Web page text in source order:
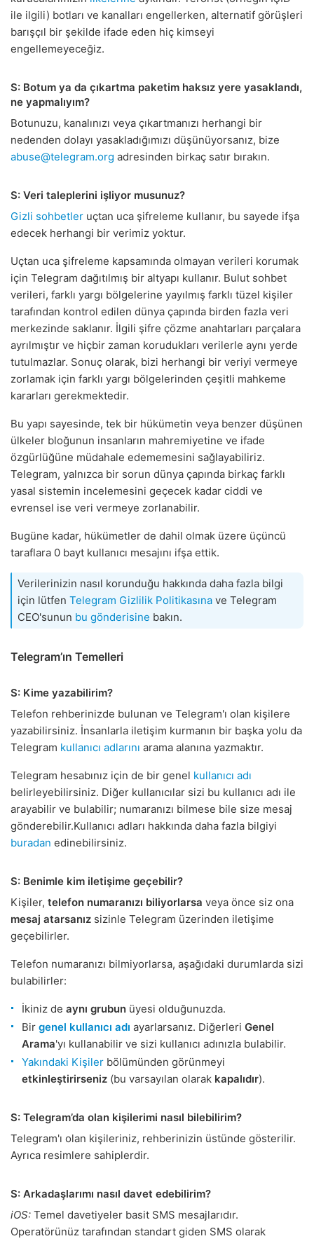
ile ilgili) botları ve kanalları engellerken, alternatif görüşleri
barışçıl bir şekilde ifade eden hiç kimseyi
engellemeyeceğiz.
S: Botum ya da çıkartma paketim haksız yere yasaklandı,
ne yapmalıyım?
Botunuzu, kanalınızı veya çıkartmanızı herhangi bir
nedenden dolayı yasakladığımızı düşünüyorsanız, bize
abuse@telegram.org adresinden birkaç satır bırakın.
S: Veri taleplerini işliyor musunuz?
Gizli sohbetler uçtan uca şifreleme kullanır, bu sayede ifşa
edecek herhangi bir verimiz yoktur.
Uçtan uca şifreleme kapsamında olmayan verileri korumak
için Telegram dağıtılmış bir altyapı kullanır. Bulut sohbet
verileri, farklı yargı bölgelerine yayılmış farklı tüzel kişiler
tarafından kontrol edilen dünya çapında birden fazla veri
merkezinde saklanır. İlgili şifre çözme anahtarları parçalara
ayrılmıştır ve hiçbir zaman korudukları verilerle aynı yerde
tutulmazlar. Sonuç olarak, bizi herhangi bir veriyi vermeye
zorlamak için farklı yargı bölgelerinden çeşitli mahkeme
kararları gerekmektedir.
Bu yapı sayesinde, tek bir hükümetin veya benzer düşünen
ülkeler bloğunun insanların mahremiyetine ve ifade
özgürlüğüne müdahale edememesini sağlayabiliriz.
Telegram, yalnızca bir sorun dünya çapında birkaç farklı
yasal sistemin incelemesini geçecek kadar ciddi ve
evrensel ise veri vermeye zorlanabilir.
Bugüne kadar, hükümetler de dahil olmak üzere üçüncü
taraflara 0 bayt kullanıcı mesajını ifşa ettik.
Verilerinizin nasıl korunduğu hakkında daha fazla bilgi
için lütfen Telegram Gizlilik Politikasına ve Telegram
CEO'sunun bu gönderisine bakın.
Telegram’ın Temelleri
S: Kime yazabilirim?
Telefon rehberinizde bulunan ve Telegram'ı olan kişilere
yazabilirsiniz. İnsanlarla iletişim kurmanın bir başka yolu da
Telegram kullanıcı adlarını arama alanına yazmaktır.
Telegram hesabınız için de bir genel kullanıcı adı
belirleyebilirsiniz. Diğer kullanıcılar sizi bu kullanıcı adı ile
arayabilir ve bulabilir; numaranızı bilmese bile size mesaj
gönderebilir.Kullanıcı adları hakkında daha fazla bilgiyi
buradan edinebilirsiniz.
S: Benimle kim iletişime geçebilir?
Kişiler, telefon numaranızı biliyorlarsa veya önce siz ona
mesaj atarsanız sizinle Telegram üzerinden iletişime
geçebilirler.
Telefon numaranızı bilmiyorlarsa, aşağıdaki durumlarda sizi
bulabilirler:
İkiniz de aynı grubun üyesi olduğunuzda.
Bir genel kullanıcı adı ayarlarsanız. Diğerleri Genel
Arama'yı kullanabilir ve sizi kullanıcı adınızla bulabilir.
Yakındaki Kişiler bölümünden görünmeyi
etkinleştirirseniz (bu varsayılan olarak kapalıdır).
S: Telegram’da olan kişilerimi nasıl bilebilirim?
Telegram'ı olan kişileriniz, rehberinizin üstünde gösterilir.
Ayrıca resimlere sahiplerdir.
S: Arkadaşlarımı nasıl davet edebilirim?
iOS: Temel davetiyeler basit SMS mesajlarıdır.
Operatörünüz tarafından standart giden SMS olarak